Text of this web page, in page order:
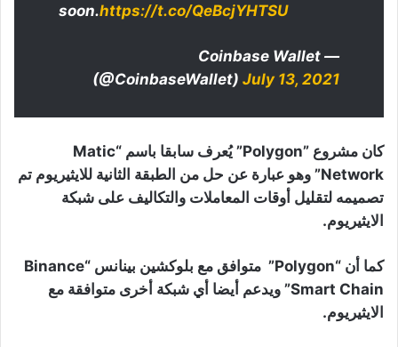
soon.https://t.co/QeBcjYHTSU
— Coinbase Wallet
(@CoinbaseWallet) July 13, 2021
كان مشروع ”Polygon” يُعرف سابقا باسم “Matic
Network” وهو عبارة عن حل من الطبقة الثانية للايثيريوم تم
تصميمه لتقليل أوقات المعاملات والتكاليف على شبكة
الايثيريوم.
كما أن “Polygon” متوافق مع بلوكشين بينانس “Binance
Smart Chain” ويدعم أيضا أي شبكة أخرى متوافقة مع
الايثيريوم.